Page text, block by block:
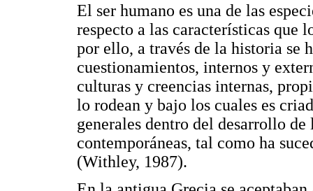
El ser humano es una de las
respecto a las características que
por ello, a través de la historia se
cuestionamientos, internos y
culturas y creencias internas,
lo rodean y bajo los cuales es
generales dentro del desarrollo
contemporáneas, tal como ha
(Withley, 1987).